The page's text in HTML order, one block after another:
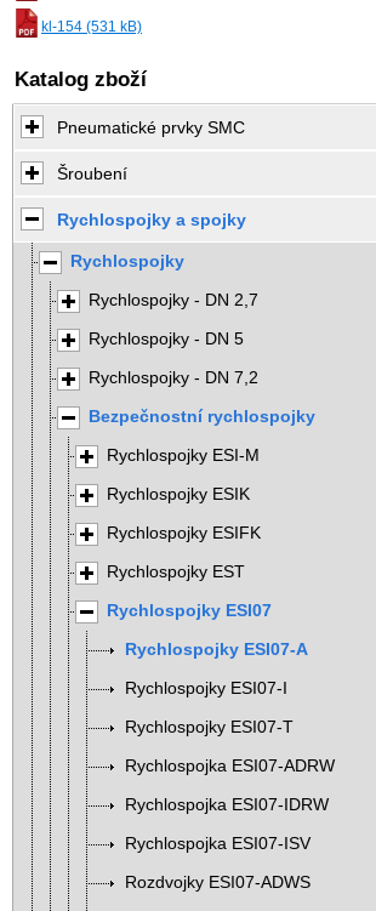
kl-154 (531 kB)
Katalog zboží
Pneumatické prvky SMC
Šroubení
Rychlospojky a spojky
Rychlospojky
Rychlospojky - DN 2,7
Rychlospojky - DN 5
Rychlospojky - DN 7,2
Bezpečnostní rychlospojky
Rychlospojky ESI-M
Rychlospojky ESIK
Rychlospojky ESIFK
Rychlospojky EST
Rychlospojky ESI07
Rychlospojky ESI07-A
Rychlospojky ESI07-I
Rychlospojky ESI07-T
Rychlospojka ESI07-ADRW
Rychlospojka ESI07-IDRW
Rychlospojka ESI07-ISV
Rozdvojky ESI07-ADWS